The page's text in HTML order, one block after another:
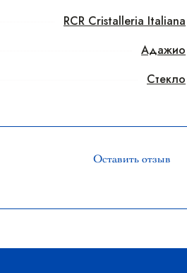
RCR Cristalleria Italiana
Адажио
Стекло
Оставить отзыв